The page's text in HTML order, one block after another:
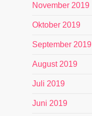
November 2019
Oktober 2019
September 2019
August 2019
Juli 2019
Juni 2019